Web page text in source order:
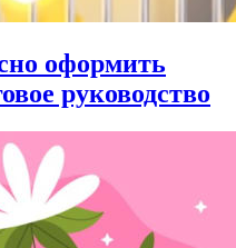
оформить
руководство